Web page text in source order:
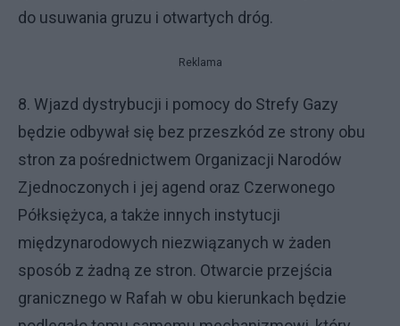
do usuwania gruzu i otwartych dróg.
Reklama
8. Wjazd dystrybucji i pomocy do Strefy Gazy
będzie odbywał się bez przeszkód ze strony obu
stron za pośrednictwem Organizacji Narodów
Zjednoczonych i jej agend oraz Czerwonego
Półksiężyca, a także innych instytucji
międzynarodowych niezwiązanych w żaden
sposób z żadną ze stron. Otwarcie przejścia
granicznego w Rafah w obu kierunkach będzie